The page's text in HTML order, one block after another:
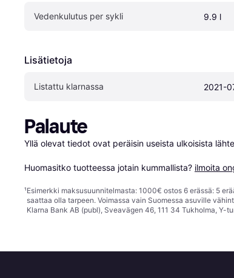
Vedenkulutus per sykli 9.9 l
Lisätietoja
Listattu klarnassa 2021-
Palaute
Yllä olevat tiedot ovat peräisin useista ulkoisista
Huomasitko tuotteessa jotain kummallista? ilmoita
¹Esimerkki maksusuunnitelmasta: 1000€ ostos 6 erässä: 5
saattaa olla tarpeen. Voimassa vain Suomessa asuville
Klarna Bank AB (publ), Sveavägen 46, 111 34 Tukholma,